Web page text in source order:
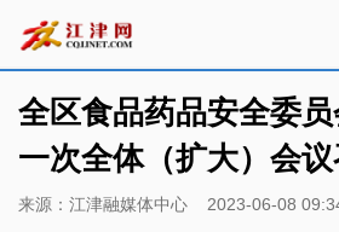
全区食品药品安全委
一次全体（扩大）会
来源：江津融媒体中心 2023-06-08